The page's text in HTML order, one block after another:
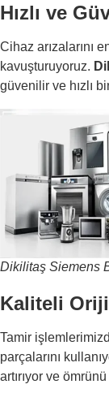
Hızlı ve
Cihaz arızalarını
kavuşturuyoruz.
güvenilir ve hızlı
Dikilitaş Siemens
Kaliteli
Tamir
parçalarını
artırıyor ve